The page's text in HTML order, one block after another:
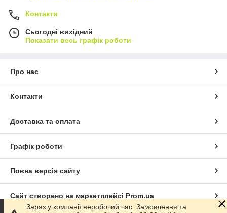
Контакти
Сьогодні вихідний
Показати весь графік роботи
Про нас
Контакти
Доставка та оплата
Графік роботи
Повна версія сайту
Сайт створено на маркетплейсі Prom.ua
Зараз у компанії неробочий час. Замовлення та